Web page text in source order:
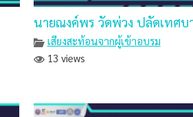
นายณงค์พร วัดพ่วง ปลัดเทศบ
เสียงสะท้อนจากผู้เข้าอบรม
13 views